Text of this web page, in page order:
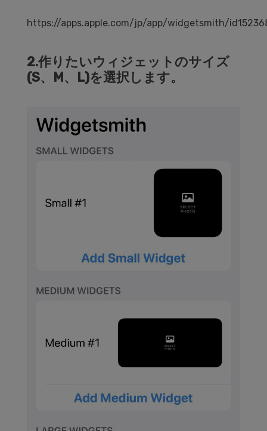
https://apps.apple.com/jp/app/widgetsmith/
2.作りたいウィジェットのサイズ
(S、M、L)を選択します。